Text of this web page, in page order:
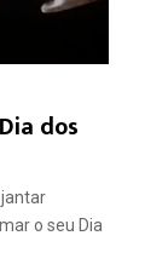
dos
o seu Dia